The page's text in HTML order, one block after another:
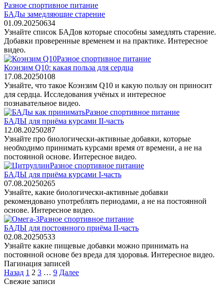
Разное спортивное питание
БАДы замедляющие старение
01.09.20250634
Узнайте список БАДов которые способны замедлять старение.
Добавки проверенные временем и на практике. Интересное
видео.
Разное спортивное питание
Коэнзим Q10: какая польза для сердца
17.08.20250108
Узнайте, что такое Коэнзим Q10 и какую пользу он приносит
для сердца. Исследования учёных и интересное
познавательное видео.
Разное спортивное питание
БАДЫ для приёма курсами ІІ-часть
12.08.20250287
Узнайте про биологически-активные добавки, которые
необходимо принимать курсами время от времени, а не на
постоянной основе. Интересное видео.
Разное спортивное питание
БАДЫ для приёма курсами І-часть
07.08.20250265
Узнайте, какие биологически-активные добавки
рекомендовано употреблять периодами, а не на постоянной
основе. Интересное видео.
Разное спортивное питание
БАДЫ для постоянного приёма ІІ-часть
02.08.20250533
Узнайте какие пищевые добавки можно принимать на
постоянной основе без вреда для здоровья. Интересное видео.
Пагинация записей
Назад 1 2 3 … 9 Далее
Свежие записи